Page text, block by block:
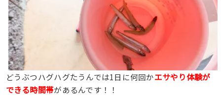
どうぶつハグハグたうんでは1日に何回かエサやり体験が
できる時間帯があるんです！！